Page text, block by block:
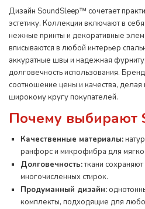
Дизайн SoundSleep™ сочетает
эстетику. Коллекции включают в
нежные принты и декоративные
вписываются в любой интерьер
аккуратные швы и надежная
долговечность использования.
соотношение цены и качества,
широкому кругу покупателей.
Почему выбирают
Качественные материалы:
ранфорс и микрофибра для
Долговечность:ткани
многочисленных стирок.
Продуманный дизайн:
комплекты, подходящие для